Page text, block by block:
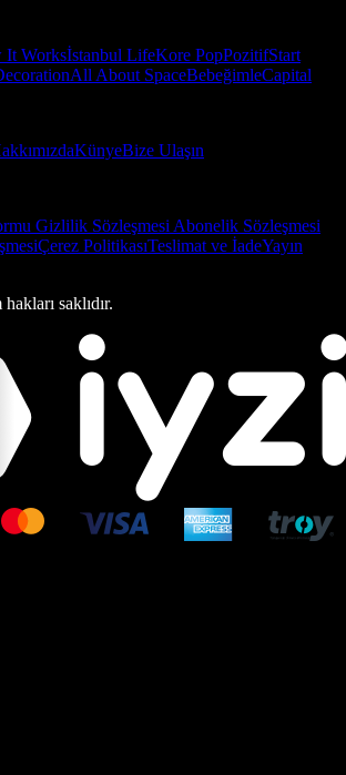
It Worksİstanbul LifeKore PopPozitifStart
All About SpaceBebeğimleCapital
KünyeBize Ulaşın
Gizlilik Sözleşmesi Abonelik Sözleşmesi
Çerez PolitikasıTeslimat ve İadeYayın
saklıdır.